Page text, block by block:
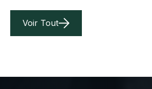
Voir Tout